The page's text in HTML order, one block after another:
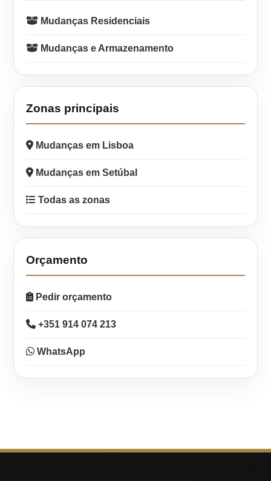
Mudanças Residenciais
Mudanças e Armazenamento
Zonas principais
Mudanças em Lisboa
Mudanças em Setúbal
Todas as zonas
Orçamento
Pedir orçamento
+351 914 074 213
WhatsApp